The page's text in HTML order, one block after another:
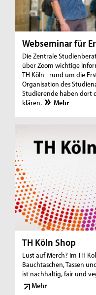
Webseminar für
Die Zentrale
über Zoom wichtige
TH Köln - rund um die
Organisation des
Studierende haben dort
klären.
Mehr
TH Köln Shop
Lust auf Merch? Im TH
Bauchtaschen, Tassen
ist nachhaltig, fair und
Mehr